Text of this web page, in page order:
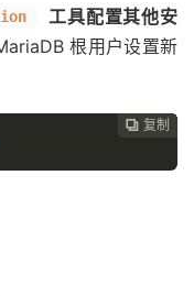
工具配置其他安
根用户设置新
 复制
 复制
 复制
 复制
 复制
 复制
 复制
 复制
 复制
 复制
 复制
 复制
 复制
 复制
 复制
 复制
 复制